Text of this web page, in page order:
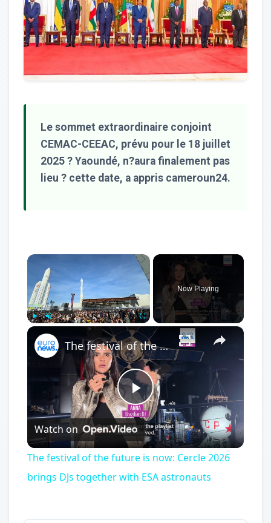
Le sommet extraordinaire conjoint
CEMAC-CEEAC, prévu pour le 18 juillet
2025 ? Yaoundé, n?aura finalement pas
lieu ? cette date, a appris cameroun24.
×
Fullscreen
Now Playing
×
Play
Video
The festival of the future is now: Cercle 2026 brings DJs together with ESA astronauts
Watch on
The festival of the future is now: Cercle 2026
brings DJs together with ESA astronauts